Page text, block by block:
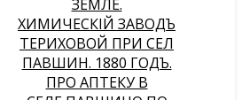
ЗЕМЛЕ.
ХИМИЧЕСКIЙ ЗАВОДЪ
ТЕРИХОВОЙ ПРИ СЕЛѢ
ПАВШИНѢ. 1880 ГОДЪ.
ПРО АПТЕКУ В